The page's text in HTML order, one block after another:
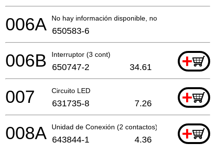
No hay información disponible, no se puede pedir
006A 650583-6
Interruptor (3 cont) +
006B 650747-2 34.61
Circuito LED +
007 631735-8 7.26
Unidad de Conexión (2 contactos) +
008A 643844-1 4.36